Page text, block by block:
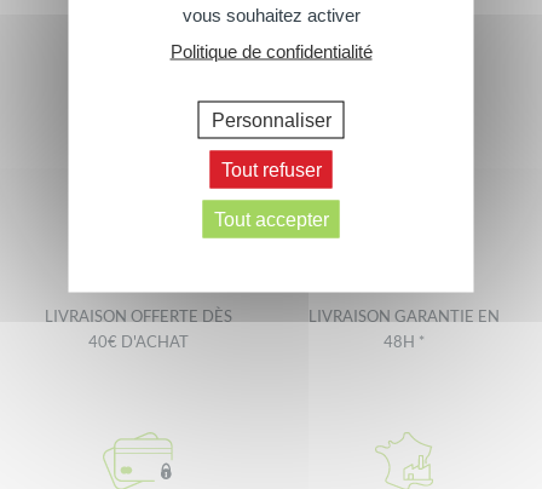
› Tous les produits
LIVRAISON OFFERTE DÈS
40€ D'ACHAT
LIVRAISON GARANTIE EN
48H *
vous souhaitez activer
Politique de confidentialité
Personnaliser
Tout refuser
Tout accepter